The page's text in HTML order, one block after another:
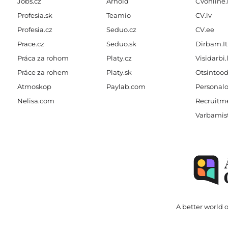
Profesia.sk
Profesia.cz
Prace.cz
Práca za rohom
Práce za rohem
Atmoskop
Nelisa.com
Teamio
Seduo.cz
Seduo.sk
Platy.cz
Platy.sk
Paylab.com
CV.lv
CV.ee
Dirbam.It
A better world